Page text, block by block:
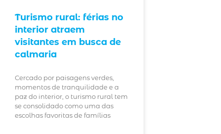
Turismo rural: férias no
interior atraem
visitantes em busca de
calmaria
Cercado por paisagens verdes,
momentos de tranquilidade e a
paz do interior, o turismo rural tem
se consolidado como uma das
escolhas favoritas de famílias